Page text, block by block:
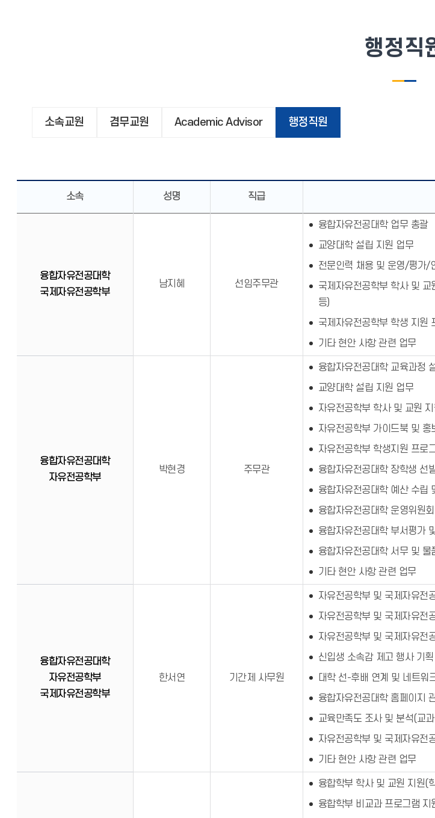
행정직
소속교원 겸무교원 Academic Advisor 행정직원
소속 성명 직급
융합자유전공대학
국제자유전공학부
남지혜 선임주무관
융합자유전공대학 업무 총괄
교양대학 설립 지원 업무
전문인력 채용 및 운영/평가/
국제자유전공학부 학사 및
등)
국제자유전공학부 학생 지원
기타 현안 사항 관련 업무
융합자유전공대학
자유전공학부
박현경 주무관
융합자유전공대학 교육과정
교양대학 설립 지원 업무
자유전공학부 학사 및 교원
자유전공학부 가이드북 및 홍
자유전공학부 학생지원 프로
융합자유전공대학 장학생 선
융합자유전공대학 예산 수립
융합자유전공대학 운영위원
융합자유전공대학 부서평가
융합자유전공대학 서무 및 물
기타 현안 사항 관련 업무
융합자유전공대학
자유전공학부
국제자유전공학부
한서연 기간제 사무원
자유전공학부 및 국제자유전
자유전공학부 및 국제자유전
자유전공학부 및 국제자유전
신입생 소속감 제고 행사 기
대학 선-후배 연계 및 네트워
융합자유전공대학 홈페이지
교육만족도 조사 및 분석(교
자유전공학부 및 국제자유전
기타 현안 사항 관련 업무
융합학부 학사 및 교원 지원(
융합학부 비교과 프로그램